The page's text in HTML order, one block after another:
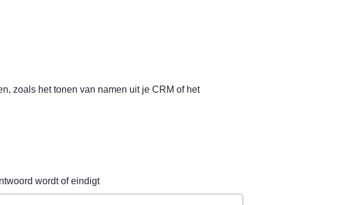
zoals het tonen van namen uit je CRM of het
wordt of eindigt